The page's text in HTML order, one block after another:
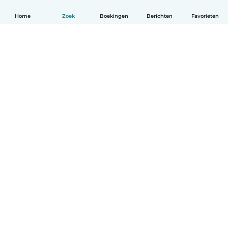
Home Zoek Boekingen Berichten Favorieten